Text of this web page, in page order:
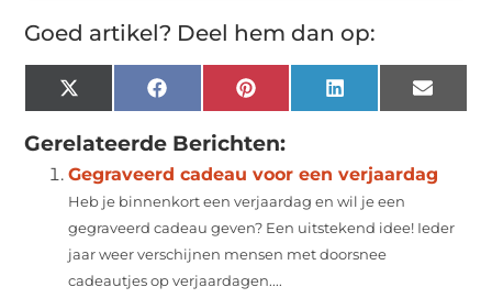
Goed artikel? Deel hem dan op:
X
(Twitter)
Facebook Pinterest LinkedIn Email
Gerelateerde Berichten:
Gegraveerd cadeau voor een verjaardag
Heb je binnenkort een verjaardag en wil je een
gegraveerd cadeau geven? Een uitstekend idee! Ieder
jaar weer verschijnen mensen met doorsnee
cadeautjes op verjaardagen....